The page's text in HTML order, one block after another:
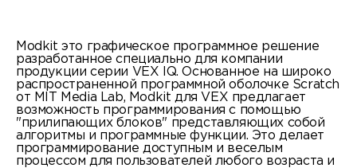
Modkit это графическое программное решение
разработанное специально для компании
продукции серии VEX IQ. Основанное на широко
распространенной программной оболочке Scratch
от MIT Media Lab, Modkit для VEX предлагает
возможность программирования с помощью
"прилипающих блоков" представляющих собой
алгоритмы и программные функции. Это делает
программирование доступным и веселым
процессом для пользователей любого возраста и